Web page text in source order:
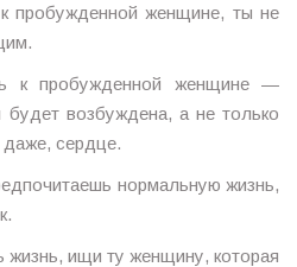
пробужденной женщине, ты не
к пробужденной женщине —
возбуждена, а не только
даже, сердце.
нормальную жизнь,
жизнь, ищи ту женщину, которая